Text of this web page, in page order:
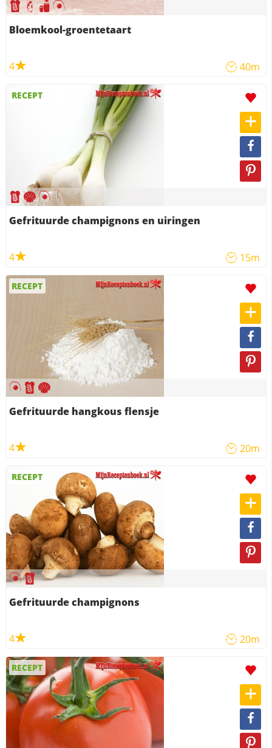
Bloemkool-groentetaart
4 40m
RECEPT
Gefrituurde champignons en uiringen
4 15m
RECEPT
Gefrituurde hangkous flensje
4 20m
RECEPT
Gefrituurde champignons
4 20m
RECEPT